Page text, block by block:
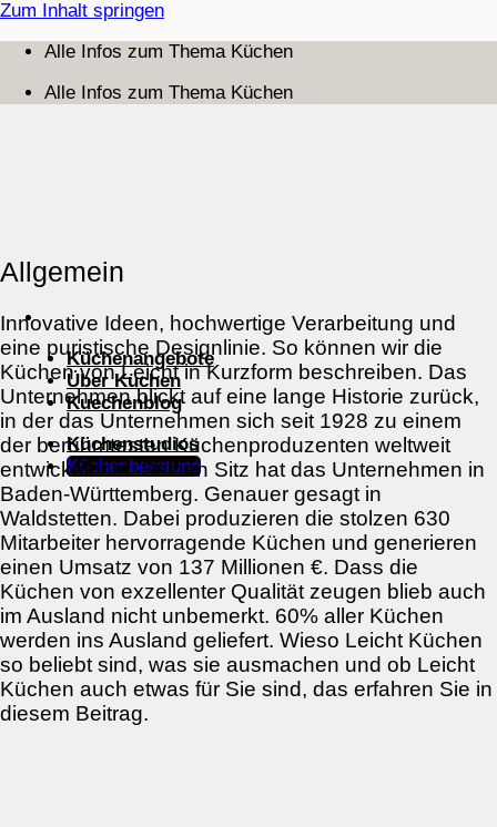
Zum Inhalt springen
Alle Infos zum Thema Küchen
Alle Infos zum Thema Küchen
Küchenangebote
Über Küchen
Kuechenblog
Küchenstudios
Küchenberatung
Allgemein
Innovative Ideen, hochwertige Verarbeitung und
eine puristische Designlinie. So können wir die
Küchen von Leicht in Kurzform beschreiben. Das
Unternehmen blickt auf eine lange Historie zurück,
in der das Unternehmen sich seit 1928 zu einem
der berühmtesten Küchenproduzenten weltweit
entwickelt hat. Seinen Sitz hat das Unternehmen in
Baden-Württemberg. Genauer gesagt in
Waldstetten. Dabei produzieren die stolzen 630
Mitarbeiter hervorragende Küchen und generieren
einen Umsatz von 137 Millionen €. Dass die
Küchen von exzellenter Qualität zeugen blieb auch
im Ausland nicht unbemerkt. 60% aller Küchen
werden ins Ausland geliefert. Wieso Leicht Küchen
so beliebt sind, was sie ausmachen und ob Leicht
Küchen auch etwas für Sie sind, das erfahren Sie in
diesem Beitrag.